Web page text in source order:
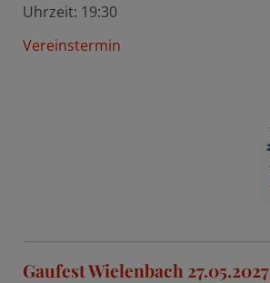
Uhrzeit: 19:30
Vereinstermin
Gaufest Wielenbach 27.05.2027